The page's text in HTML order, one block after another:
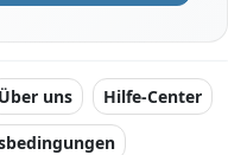
Über uns Hilfe-Center